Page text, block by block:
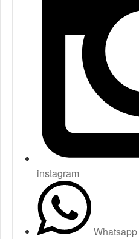
instagram
Whatsapp